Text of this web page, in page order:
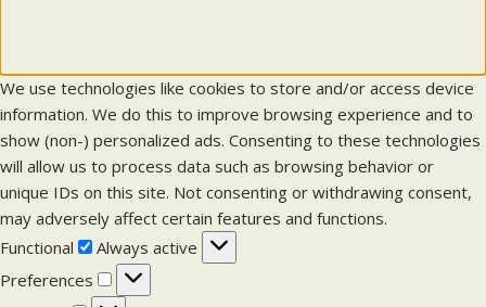
We use technologies like cookies to store and/or access device
information. We do this to improve browsing experience and to
show (non-) personalized ads. Consenting to these technologies
will allow us to process data such as browsing behavior or
unique IDs on this site. Not consenting or withdrawing consent,
may adversely affect certain features and functions.
Functional
F
u
n
Always active
Preferences
P
r